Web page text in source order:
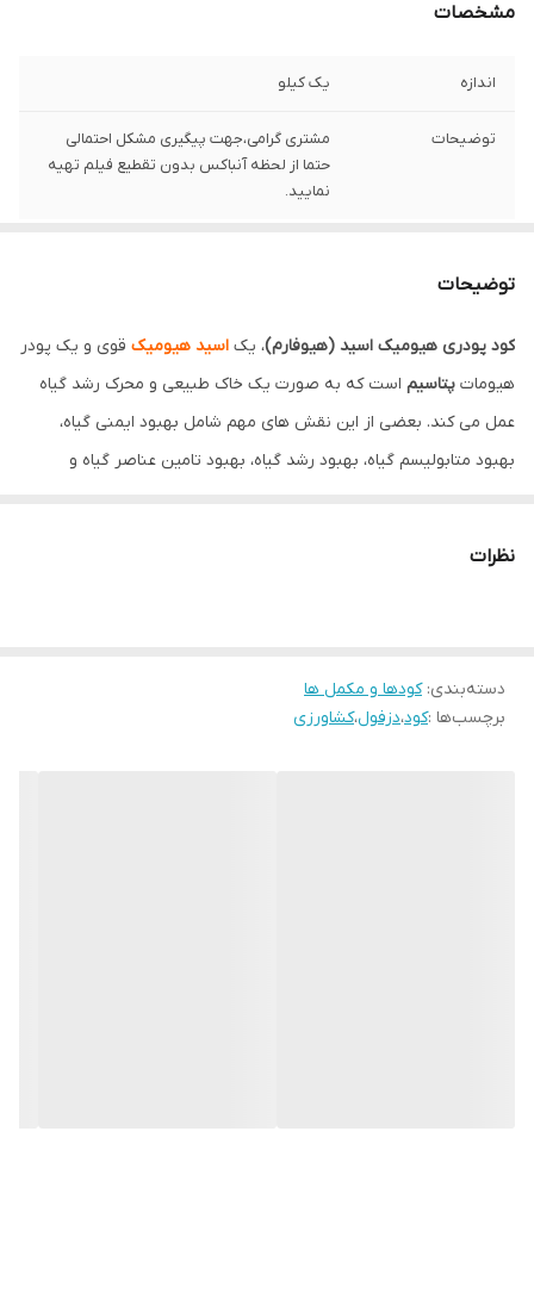
مشخصات
اندازه یک کیلو
توضیحات
مشتری گرامی،جهت پیگیری مشکل احتمالی
حتما از لحظه آنباکس بدون تقطیع فیلم تهیه
نمایید.
توضیحات
کود پودری هیومیک اسید (هیوفارم)، یک اسید هیومیک قوی و یک پودر
هیومات پتاسیم است که به صورت یک خاک طبیعی و محرک رشد گیاه
عمل می کند. بعضی از این نقش های مهم شامل بهبود ایمنی گیاه،
بهبود متابولیسم گیاه، بهبود رشد گیاه، بهبود تامین عناصر گیاه و
نیتروژن
شود.
نظرات
دسته‌بندی:کودها و مکمل ها
برچسب‌ها :کود،دزفول،کشاورزی